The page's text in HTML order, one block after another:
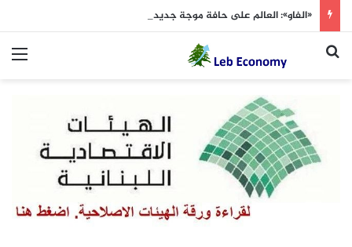
«الفاو»: العالم على حافة موجة جديدة من ارتفاع أسعار الغذاء
بحث عن